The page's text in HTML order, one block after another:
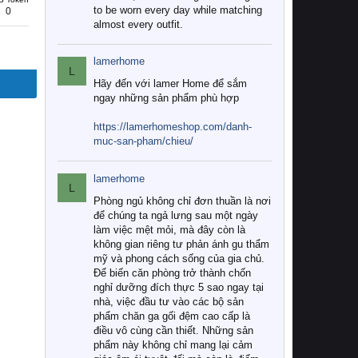
0
to be worn every day while matching
almost every outfit.
L
lamerhome
Hãy đến với lamer Home để sắm
ngay những sản phẩm phù hợp
https://lamerhomeshop.com/danh-
muc-san-pham/chieu/
L
lamerhome
Phòng ngủ không chỉ đơn thuần là nơi
để chúng ta ngả lưng sau một ngày
làm việc mệt mỏi, mà đây còn là
không gian riêng tư phản ánh gu thẩm
mỹ và phong cách sống của gia chủ.
Để biến căn phòng trở thành chốn
nghỉ dưỡng đích thực 5 sao ngay tại
nhà, việc đầu tư vào các bộ sản
phẩm chăn ga gối đệm cao cấp là
điều vô cùng cần thiết. Những sản
phẩm này không chỉ mang lại cảm